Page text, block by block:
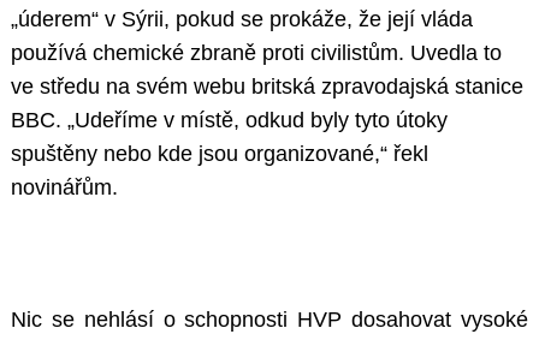
„úderem“ v Sýrii, pokud se prokáže, že její vláda
používá chemické zbraně proti civilistům. Uvedla to
ve středu na svém webu britská zpravodajská stanice
BBC. „Udeříme v místě, odkud byly tyto útoky
spuštěny nebo kde jsou organizované,“ řekl
novinářům.
Nic se nehlásí o schopnosti HVP dosahovat vysoké